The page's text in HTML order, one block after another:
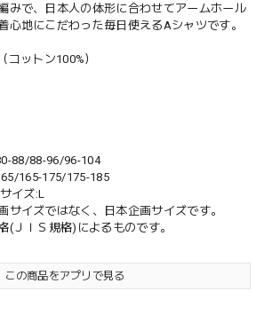
みで、日本人の体形に合わせてアームホール
心地にこだわった毎日使えるAシャツです。
コットン100%）
88/88-96/96-104
165-175/175-185
イズ:L
イズではなく、日本企画サイズです。
ＪＩＳ規格)によるものです。
この商品をアプリで見る